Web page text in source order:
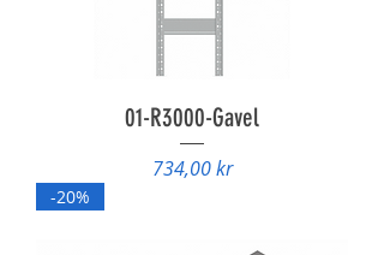
01-R3000-Gavel
Pris
734,00 kr
-20%